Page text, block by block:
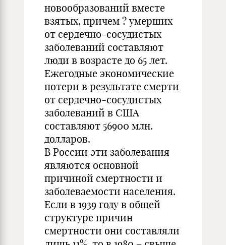
новообразований вместе
взятых, причем ? умерших
от сердечно-сосудистых
заболеваний составляют
люди в возрасте до 65 лет.
Ежегодные экономические
потери в результате смерти
от сердечно-сосудистых
заболеваний в США
составляют 56900 млн.
долларов.
В России эти заболевания
являются основной
причиной смертности и
заболеваемости населения.
Если в 1939 году в общей
структуре причин
смертности они составляли